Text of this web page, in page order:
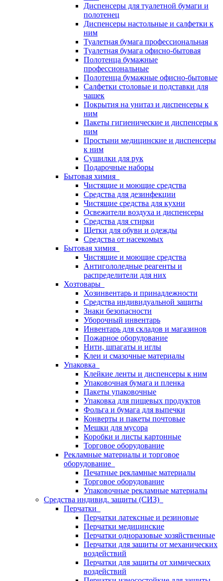
Диспенсеры для туалетной бумаги и
полотенец
Диспенсеры настольные и салфетки к
ним
Туалетная бумага профессиональная
Туалетная бумага офисно-бытовая
Полотенца бумажные
профессиональные
Полотенца бумажные офисно-бытовые
Салфетки столовые и подставки для
чашек
Покрытия на унитаз и диспенсеры к
ним
Пакеты гигиенические и диспенсеры к
ним
Простыни медицинские и диспенсеры
к ним
Сушилки для рук
Подарочные наборы
Бытовая химия
Чистящие и моющие средства
Средства для дезинфекции
Чистящие средства для кухни
Освежители воздуха и диспенсеры
Средства для стирки
Щетки для обуви и одежды
Средства от насекомых
Бытовая химия
Чистящие и моющие средства
Антигололедные реагенты и
распределители для них
Хозтовары
Хозинвентарь и принадлежности
Средства индивидуальной защиты
Знаки безопасности
Уборочный инвентарь
Инвентарь для складов и магазинов
Пожарное оборудование
Нити, шпагаты и иглы
Клеи и смазочные материалы
Упаковка
Клейкие ленты и диспенсеры к ним
Упаковочная бумага и пленка
Пакеты упаковочные
Упаковка для пищевых продуктов
Фольга и бумага для выпечки
Конверты и пакеты почтовые
Мешки для мусора
Коробки и листы картонные
Торговое оборудование
Рекламные материалы и торговое
оборудование
Печатные рекламные материалы
Торговое оборудование
Упаковочные рекламные материалы
Средства индивид. защиты (СИЗ)
Перчатки
Перчатки латексные и резиновые
Перчатки медицинские
Перчатки одноразовые хозяйственные
Перчатки для защиты от механических
воздействий
Перчатки для защиты от химических
воздействий